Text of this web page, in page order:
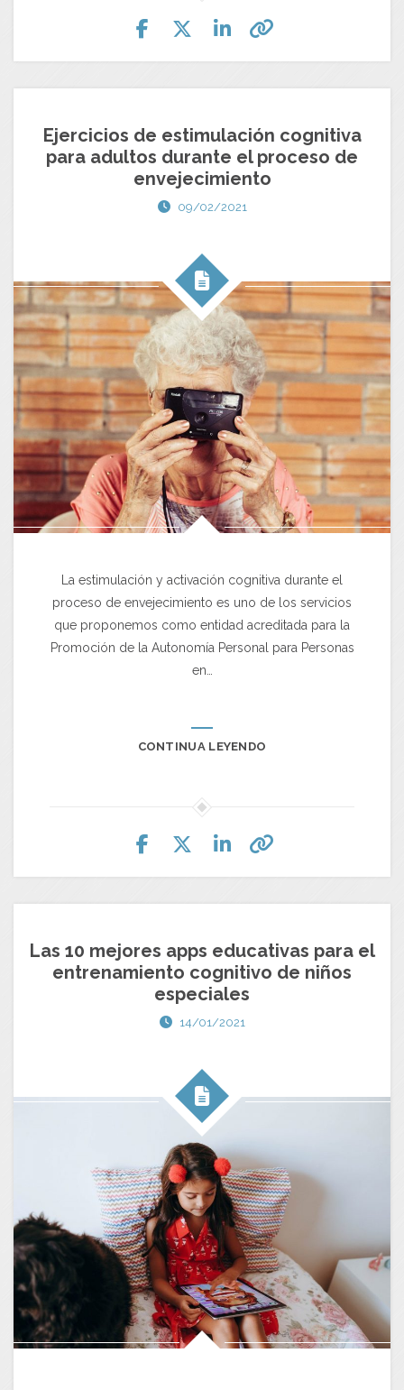
Ejercicios de estimulación cognitiva
para adultos durante el proceso de
envejecimiento
09/02/2021
La estimulación y activación cognitiva durante el
proceso de envejecimiento es uno de los servicios
que proponemos como entidad acreditada para la
Promoción de la Autonomía Personal para Personas
en…
CONTINUA LEYENDO
Las 10 mejores apps educativas para el
entrenamiento cognitivo de niños
especiales
14/01/2021